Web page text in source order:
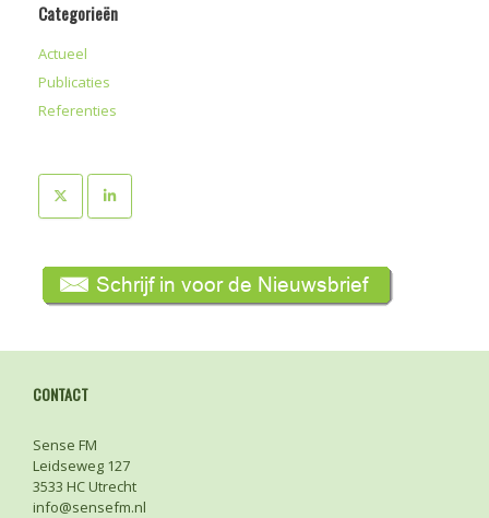
Categorieën
Actueel
Publicaties
Referenties
CONTACT
Sense FM
Leidseweg 127
3533 HC Utrecht
info@sensefm.nl